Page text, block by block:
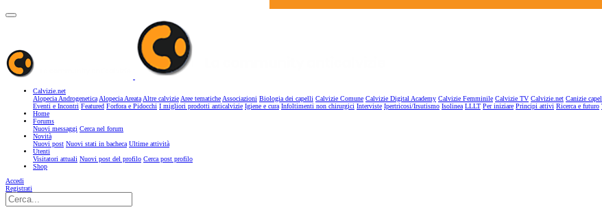
Calvizie.net
Alopecia AndrogeneticaAlopecia AreataAltre calvizieAree tematicheAssociazioni Biologia dei capelli Calvizie Comune Calvizie Digital Academy Calvizie Femminile Calvizie TV Calvizie.net Canizie
Eventi e Incontri Featured Forfora e Pidocchi I migliori prodotti anticalvizie Igiene e cura Infoltimenti non chirurgici Interviste Ipertricosi/Irsutismo Isolinea LLLT Per iniziare Principi attivi Ricerca e futuro
Home
Forums
Nuovi messaggi Cerca nel forum
Novità
Nuovi post Nuovi stati in bacheca Ultime attività
Utenti
Visitatori attuali Nuovi post del profilo Cerca post profilo
Shop
Accedi
Registrati